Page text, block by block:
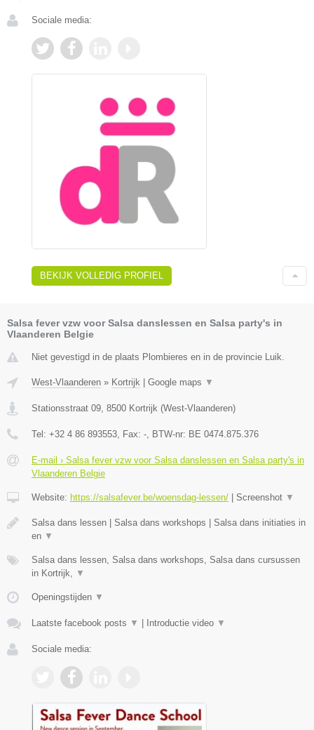
Sociale media:
BEKIJK VOLLEDIG PROFIEL
Salsa fever vzw voor Salsa danslessen en Salsa party's in
Vlaanderen Belgie
Niet gevestigd in de plaats Plombieres en in de provincie Luik.
West-Vlaanderen » Kortrijk Google maps ▼
Stationsstraat 09, 8500 Kortrijk (West-Vlaanderen)
Tel: +32 4 86 893553, Fax: -, BTW-nr: BE 0474.875.376
E-mail › Salsa fever vzw voor Salsa danslessen en Salsa party's in
Vlaanderen Belgie
Website: https://salsafever.be/woensdag-lessen/ Screenshot ▼
Salsa dans lessen | Salsa dans workshops | Salsa dans initiaties in
en ▼
Salsa dans lessen, Salsa dans workshops, Salsa dans cursussen
in Kortrijk, ▼
Openingstijden ▼
Laatste facebook posts ▼ Introductie video ▼
Sociale media: